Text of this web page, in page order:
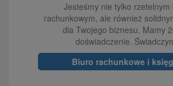
Jesteśmy nie tylko rzetelnym
rachunkowym, ale również
dla Twojego biznesu. Mamy
doświadczenie.
Biuro rachunkowe i